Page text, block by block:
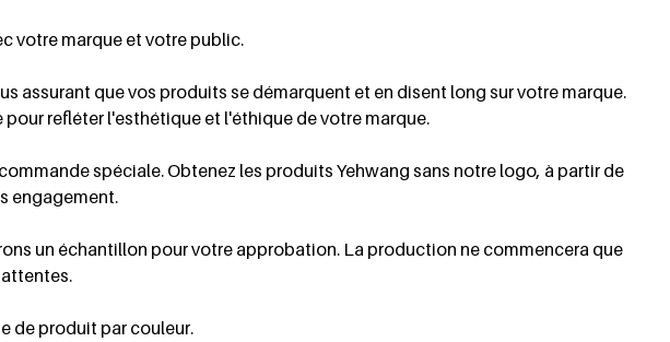
votre marque et votre public.
assurant que vos produits se démarquent et en disent long sur votre marque.
refléter l'esthétique et l'éthique de votre marque.
spéciale. Obtenez les produits Yehwang sans notre logo, à partir de
engagement.
un échantillon pour votre approbation. La production ne commencera que
de produit par couleur.